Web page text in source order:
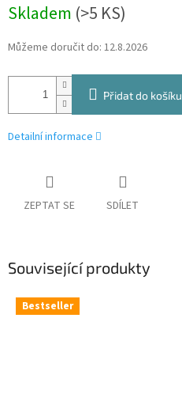
cena:
Skladem (>5 KS)
Můžeme doručit do: 12.8.2026
Přidat do košíku
Detailní informace
ZEPTAT SE SDÍLET
Související produkty
Bestseller